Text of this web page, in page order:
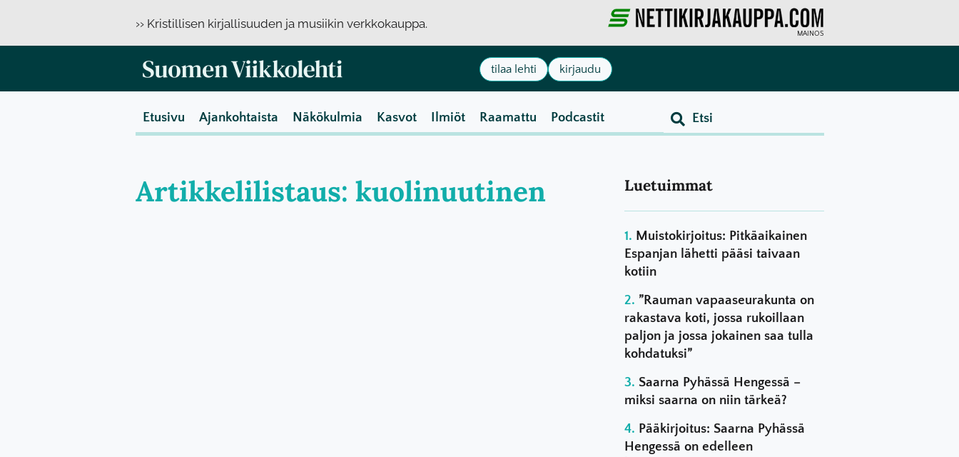
›› Kristillisen kirjallisuuden ja musiikin verkkokauppa.
MAINOS
tilaa lehti kirjaudu
Etusivu Ajankohtaista Näkökulmia Kasvot Ilmiöt Raamattu Podcastit
Artikkelilistaus: kuolinuutinen Luetuimmat
Muistokirjoitus: Pitkäaikainen
Espanjan lähetti pääsi taivaan
kotiin
”Rauman vapaaseurakunta on
rakastava koti, jossa rukoillaan
paljon ja jossa jokainen saa tulla
kohdatuksi”
Saarna Pyhässä Hengessä –
miksi saarna on niin tärkeä?
Pääkirjoitus: Saarna Pyhässä
Hengessä on edelleen